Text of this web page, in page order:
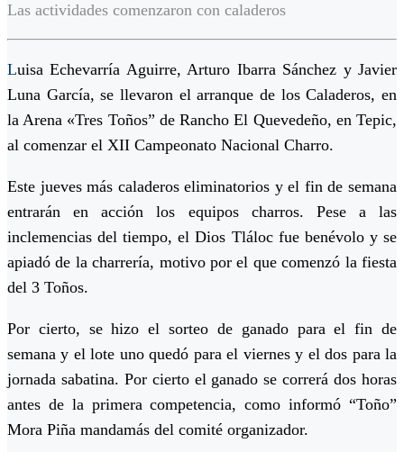
Las actividades comenzaron con caladeros
Luisa Echevarría Aguirre, Arturo Ibarra Sánchez y Javier
Luna García, se llevaron el arranque de los Caladeros, en
la Arena «Tres Toños” de Rancho El Quevedeño, en Tepic,
al comenzar el XII Campeonato Nacional Charro.
Este jueves más caladeros eliminatorios y el fin de semana
entrarán en acción los equipos charros. Pese a las
inclemencias del tiempo, el Dios Tláloc fue benévolo y se
apiadó de la charrería, motivo por el que comenzó la fiesta
del 3 Toños.
Por cierto, se hizo el sorteo de ganado para el fin de
semana y el lote uno quedó para el viernes y el dos para la
jornada sabatina. Por cierto el ganado se correrá dos horas
antes de la primera competencia, como informó “Toño”
Mora Piña mandamás del comité organizador.